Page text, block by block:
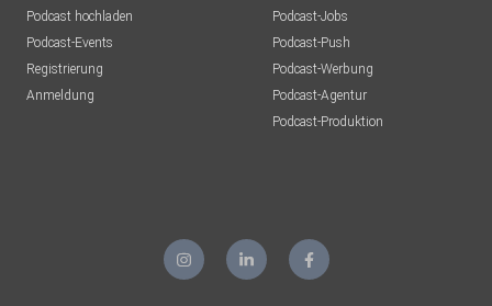
Podcast hochladen
Podcast-Events
Registrierung
Anmeldung
Podcast-Jobs
Podcast-Push
Podcast-Werbung
Podcast-Agentur
Podcast-Produktion